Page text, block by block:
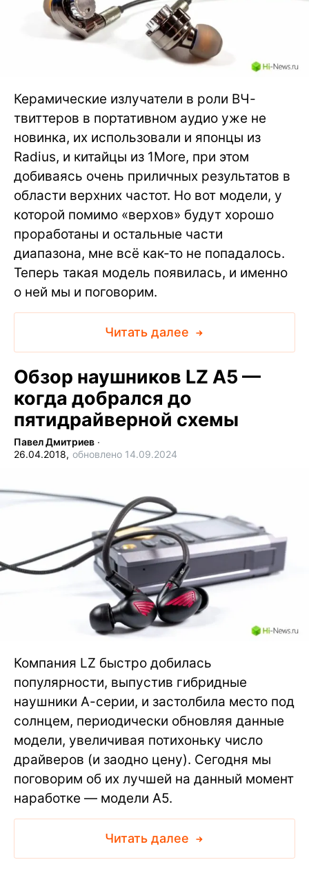
Керамические излучатели в роли ВЧ-
твиттеров в портативном аудио уже не
новинка, их использовали и японцы из
Radius, и китайцы из 1More, при этом
добиваясь очень приличных результатов в
области верхних частот. Но вот модели, у
которой помимо «верхов» будут хорошо
проработаны и остальные части
диапазона, мне всё как-то не попадалось.
Теперь такая модель появилась, и именно
о ней мы и поговорим.
Читать далее
Обзор наушников LZ A5 —
когда добрался до
пятидрайверной схемы
Павел Дмитриев ∙
26.04.2018, обновлено 14.09.2024
Компания LZ быстро добилась
популярности, выпустив гибридные
наушники А-серии, и застолбила место под
солнцем, периодически обновляя данные
модели, увеличивая потихоньку число
драйверов (и заодно цену). Сегодня мы
поговорим об их лучшей на данный момент
наработке — модели A5.
Читать далее